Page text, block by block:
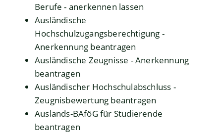
Berufe - anerkennen lassen
Ausländische
Hochschulzugangsberechtigung -
Anerkennung beantragen
Ausländische Zeugnisse - Anerkennung
beantragen
Ausländischer Hochschulabschluss -
Zeugnisbewertung beantragen
Auslands-BAföG für Studierende
beantragen